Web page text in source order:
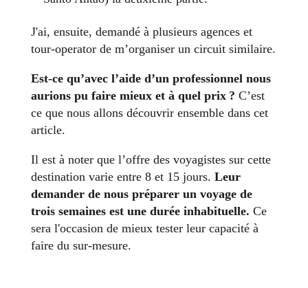
J'ai, ensuite, demandé à plusieurs agences et
tour-operator de m’organiser un circuit similaire.
Est-ce qu’avec l’aide d’un professionnel nous
aurions pu faire mieux et à quel prix ? C’est
ce que nous allons découvrir ensemble dans cet
article.
Il est à noter que l’offre des voyagistes sur cette
destination varie entre 8 et 15 jours. Leur
demander de nous préparer un voyage de
trois semaines est une durée inhabituelle. Ce
sera l'occasion de mieux tester leur capacité à
faire du sur-mesure.